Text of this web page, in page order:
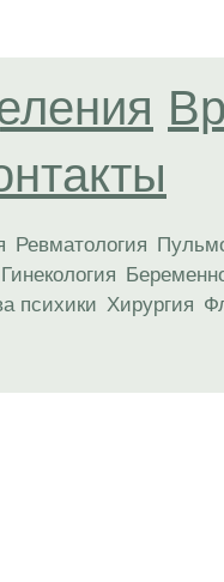
Ревматология
Гинекология
психики Хирургия